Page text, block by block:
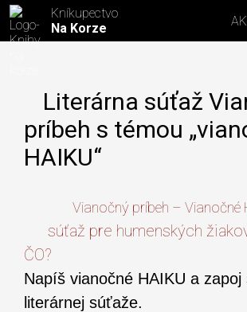
Kníkupectvo
Na Korze
Literárna súťaž
príbeh s témou
HAIKU“
Vianočný príbeh – Vianočné
súťaž pre humenských
ČO?
Napíš vianočné HAIKU a zapoj
literárnej súťaže.